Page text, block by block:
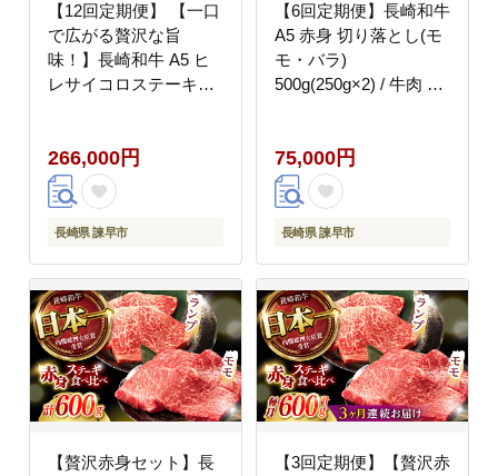
【12回定期便】 【一口
で広がる贅沢な旨
味！】長崎和牛 A5 ヒ
レサイコロステーキ
き サイコロステーキ /
諫早市 / 野中精肉店
[AHCW108]
266,000円
長崎県 諫早市
【6回定期便】長崎和牛
A5 赤身 切り落とし(モ
モ・バラ)
500g(250g×2) / 牛肉 和
小間切れ / 諫早市 / 野
中精肉店 [AHCW013]
75,000円
長崎県 諫早市
【贅沢赤身セット】長
【3回定期便】【贅沢赤